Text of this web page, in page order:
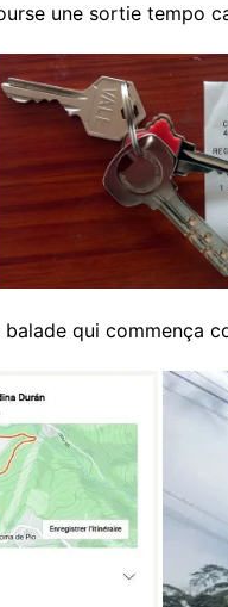
une sortie tempo
balade qui commença